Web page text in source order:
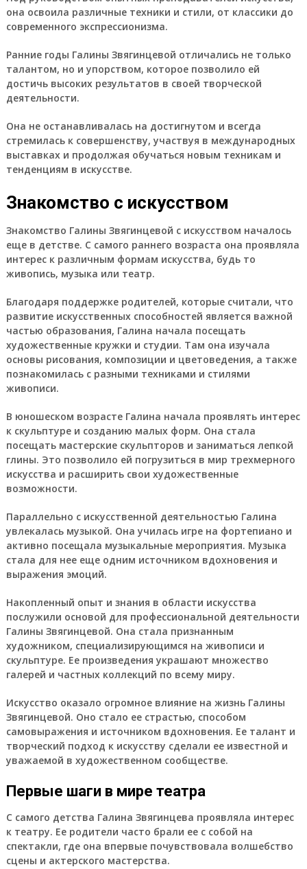
она освоила различные техники и стили, от классики до
современного экспрессионизма.
Ранние годы Галины Звягинцевой отличались не только
талантом, но и упорством, которое позволило ей
достичь высоких результатов в своей творческой
деятельности.
Она не останавливалась на достигнутом и всегда
стремилась к совершенству, участвуя в международных
выставках и продолжая обучаться новым техникам и
тенденциям в искусстве.
Знакомство с искусством
Знакомство Галины Звягинцевой с искусством началось
еще в детстве. С самого раннего возраста она проявляла
интерес к различным формам искусства, будь то
живопись, музыка или театр.
Благодаря поддержке родителей, которые считали, что
развитие искусственных способностей является важной
частью образования, Галина начала посещать
художественные кружки и студии. Там она изучала
основы рисования, композиции и цветоведения, а также
познакомилась с разными техниками и стилями
живописи.
В юношеском возрасте Галина начала проявлять интерес
к скульптуре и созданию малых форм. Она стала
посещать мастерские скульпторов и заниматься лепкой
глины. Это позволило ей погрузиться в мир трехмерного
искусства и расширить свои художественные
возможности.
Параллельно с искусственной деятельностью Галина
увлекалась музыкой. Она училась игре на фортепиано и
активно посещала музыкальные мероприятия. Музыка
стала для нее еще одним источником вдохновения и
выражения эмоций.
Накопленный опыт и знания в области искусства
послужили основой для профессиональной деятельности
Галины Звягинцевой. Она стала признанным
художником, специализирующимся на живописи и
скульптуре. Ее произведения украшают множество
галерей и частных коллекций по всему миру.
Искусство оказало огромное влияние на жизнь Галины
Звягинцевой. Оно стало ее страстью, способом
самовыражения и источником вдохновения. Ее талант и
творческий подход к искусству сделали ее известной и
уважаемой в художественном сообществе.
Первые шаги в мире театра
С самого детства Галина Звягинцева проявляла интерес
к театру. Ее родители часто брали ее с собой на
спектакли, где она впервые почувствовала волшебство
сцены и актерского мастерства.